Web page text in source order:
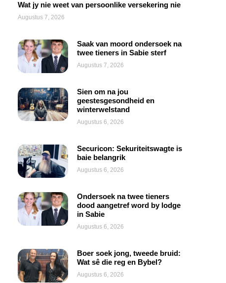
Wat jy nie weet van persoonlike versekering nie
Augustus 7, 2026
Saak van moord ondersoek na
twee tieners in Sabie sterf
Augustus 7, 2026
Sien om na jou
geestesgesondheid en
winterwelstand
Augustus 6, 2026
Securicon: Sekuriteitswagte is
baie belangrik
Augustus 6, 2026
Ondersoek na twee tieners
dood aangetref word by lodge
in Sabie
Augustus 6, 2026
Boer soek jong, tweede bruid:
Wat sê die reg en Bybel?
Augustus 6, 2026